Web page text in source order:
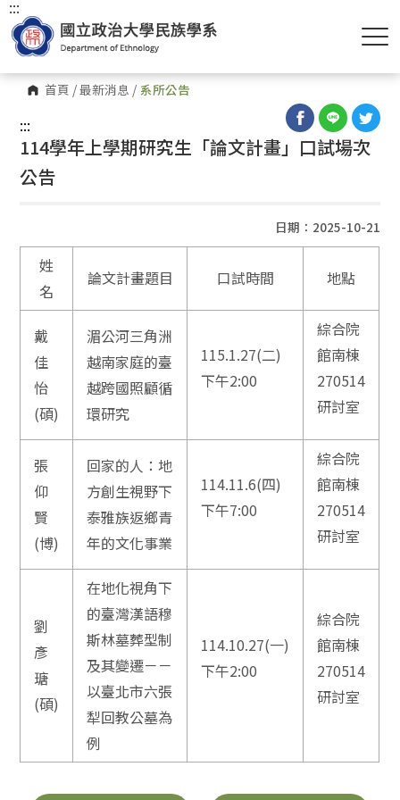
首頁 /最新消息 / 系所公告
:::
:::
114學年上學期研究生「論文計畫」口試場次
公告
日期：2025-10-21
姓
名
論文計畫題目 口試時間 地點
戴
佳
怡
(碩)
湄公河三角洲
越南家庭的臺
越跨國照顧循
環研究
115.1.27(二)
下午2:00
綜合院
館南棟
270514
研討室
張
仰
賢
(博)
回家的人：地
方創生視野下
泰雅族返鄉青
年的文化事業
114.11.6(四)
下午7:00
綜合院
館南棟
270514
研討室
劉
彥
瑭
(碩)
在地化視角下
的臺灣漢語穆
斯林墓葬型制
及其變遷－－
以臺北市六張
犁回教公墓為
例
114.10.27(一)
下午2:00
綜合院
館南棟
270514
研討室